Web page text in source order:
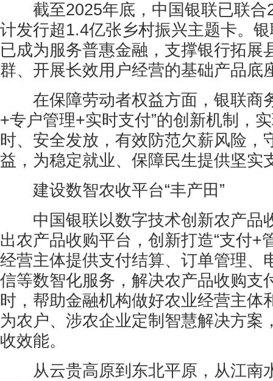
截至2025年底，中国银联已联合
计发行超1.4亿张乡村振兴主题卡。
已成为服务普惠金融，支撑银行拓展
群、开展长效用户经营的基础产品底
在保障劳动者权益方面，银联商
+专户管理+实时支付”的创新机制，
时、安全发放，有效防范欠薪风险，
益，为稳定就业、保障民生提供坚实
建设数智农收平台“丰产田”
中国银联以数字技术创新农产品
出农产品收购平台，创新打造“支付+
经营主体提供支付结算、订单管理、
信等数智化服务，解决农产品收购支
时，帮助金融机构做好农业经营主体
为农户、涉农企业定制智慧解决方案
收效能。
从云贵高原到东北平原，从江南